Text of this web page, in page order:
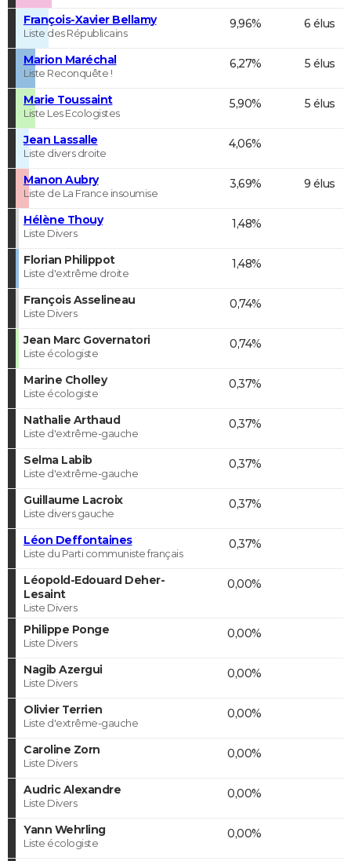
François-Xavier Bellamy
Liste des Républicains
9,96% 6 élus
Marion Maréchal
Liste Reconquête !
6,27% 5 élus
Marie Toussaint
Liste Les Ecologistes
5,90% 5 élus
Jean Lassalle
Liste divers droite
4,06%
Manon Aubry
Liste de La France insoumise
3,69% 9 élus
Hélène Thouy
Liste Divers
1,48%
Florian Philippot
Liste d'extrême droite
1,48%
François Asselineau
Liste Divers
0,74%
Jean Marc Governatori
Liste écologiste
0,74%
Marine Cholley
Liste écologiste
0,37%
Nathalie Arthaud
Liste d'extrême-gauche
0,37%
Selma Labib
Liste d'extrême-gauche
0,37%
Guillaume Lacroix
Liste divers gauche
0,37%
Léon Deffontaines
Liste du Parti communiste français
0,37%
Léopold-Edouard Deher-
Lesaint
Liste Divers
0,00%
Philippe Ponge
Liste Divers
0,00%
Nagib Azergui
Liste Divers
0,00%
Olivier Terrien
Liste d'extrême-gauche
0,00%
Caroline Zorn
Liste Divers
0,00%
Audric Alexandre
Liste Divers
0,00%
Yann Wehrling
Liste écologiste
0,00%